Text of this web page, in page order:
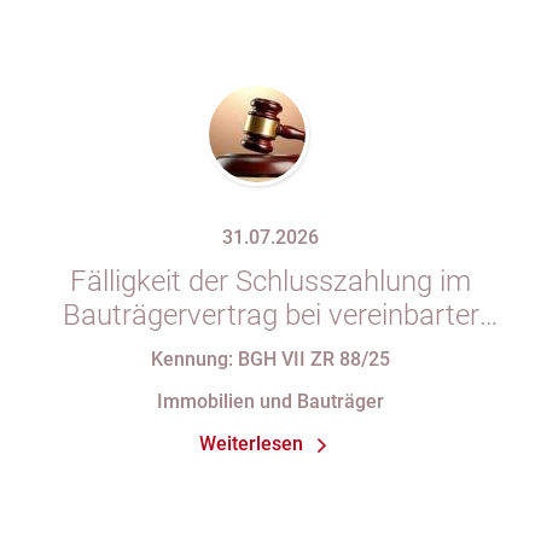
31.07.2026
Fälligkeit der Schlusszahlung im
Bauträgervertrag bei vereinbarter
Zahlung „nach vollständiger
Abnahmeprotokoll festgehaltener
Mängel am Sondereigentum
Kennung: BGH VII ZR 88/25
Immobilien und Bauträger
Weiterlesen